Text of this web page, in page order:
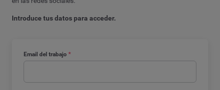
Email del trabajo *
Introduce tus datos para acceder.